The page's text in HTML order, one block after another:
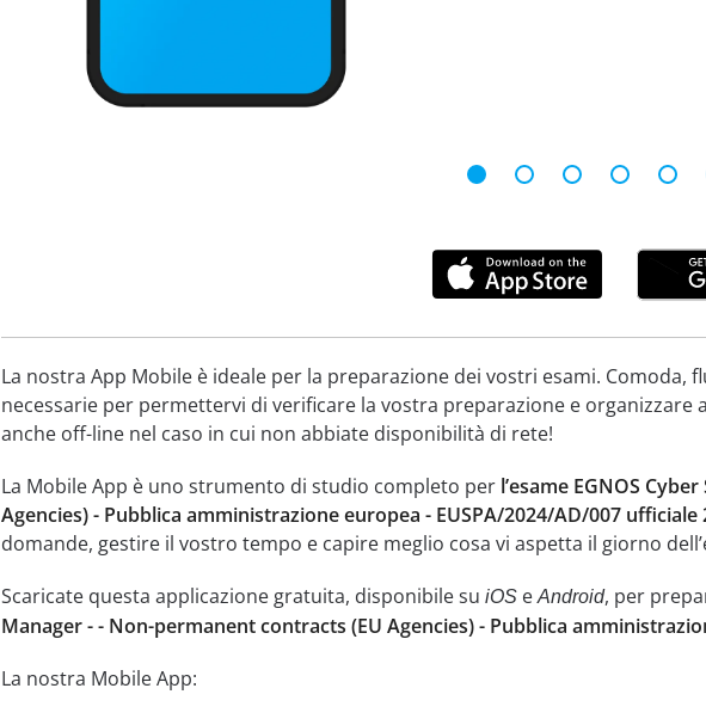
La nostra App Mobile è ideale per la preparazione dei vostri esami. Comoda,
necessarie per permettervi di verificare la vostra preparazione e
anche off-line nel caso in cui non abbiate disponibilità di rete!
La Mobile App è uno strumento di studio completo per l’esame EGNOS
Agencies) - Pubblica amministrazione europea - EUSPA/2024/AD/007 ufficiale
domande, gestire il vostro tempo e capire meglio cosa vi aspetta il giorno
Scaricate questa applicazione gratuita, disponibile su iOSeAndroid, per
Manager - - Non-permanent contracts (EU Agencies) - Pubblica
La nostra Mobile App: